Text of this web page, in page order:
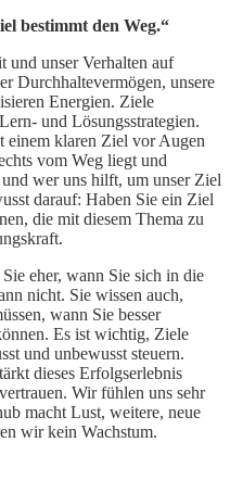
bestimmt den Weg.“
und unser Verhalten auf
Durchhaltevermögen, unsere
Energien. Ziele
und Lösungsstrategien.
klaren Ziel vor Augen
vom Weg liegt und
wer uns hilft, um unser Ziel
darauf: Haben Sie ein Ziel
die mit diesem Thema zu
eher, wann Sie sich in die
nicht. Sie wissen auch,
wann Sie besser
Es ist wichtig, Ziele
und unbewusst steuern.
dieses Erfolgserlebnis
Wir fühlen uns sehr
macht Lust, weitere, neue
wir kein Wachstum.